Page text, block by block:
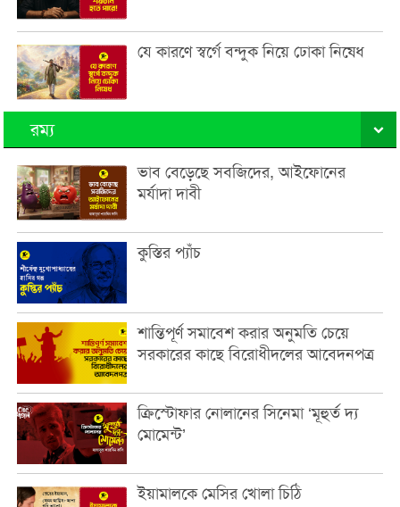
যে কারণে স্বর্গে বন্দুক নিয়ে ঢোকা নিষেধ
রম্য
ভাব বেড়েছে সবজিদের, আইফোনের
মর্যাদা দাবী
কুস্তির প্যাঁচ
শান্তিপূর্ণ সমাবেশ করার অনুমতি চেয়ে
সরকারের কাছে বিরোধীদলের আবেদনপত্র
ক্রিস্টোফার নোলানের সিনেমা ‘মূহুর্ত দ্য
মোমেন্ট’
ইয়ামালকে মেসির খোলা চিঠি